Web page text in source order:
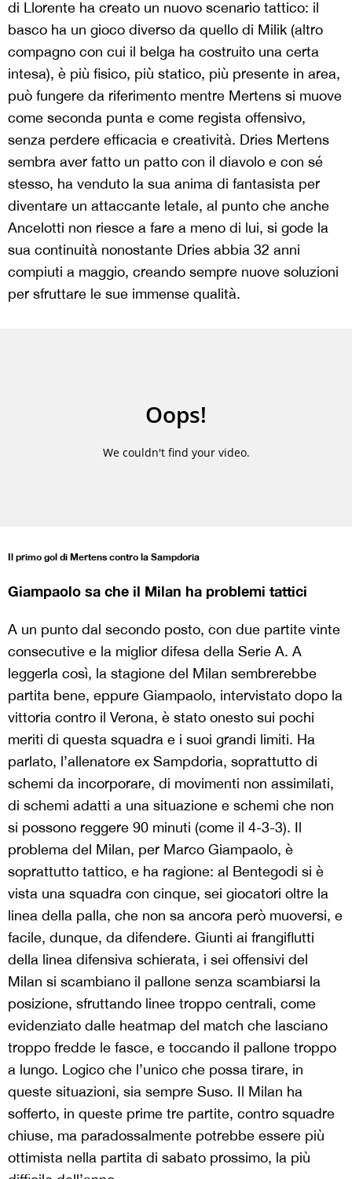
di Llorente ha creato un nuovo scenario tattico: il
basco ha un gioco diverso da quello di Milik (altro
compagno con cui il belga ha costruito una certa
intesa), è più fisico, più statico, più presente in area,
può fungere da riferimento mentre Mertens si muove
come seconda punta e come regista offensivo,
senza perdere efficacia e creatività. Dries Mertens
sembra aver fatto un patto con il diavolo e con sé
stesso, ha venduto la sua anima di fantasista per
diventare un attaccante letale, al punto che anche
Ancelotti non riesce a fare a meno di lui, si gode la
sua continuità nonostante Dries abbia 32 anni
compiuti a maggio, creando sempre nuove soluzioni
per sfruttare le sue immense qualità.
Il primo gol di Mertens contro la Sampdoria
Giampaolo sa che il Milan ha problemi tattici
A un punto dal secondo posto, con due partite vinte
consecutive e la miglior difesa della Serie A. A
leggerla così, la stagione del Milan sembrerebbe
partita bene, eppure Giampaolo, intervistato dopo la
vittoria contro il Verona, è stato onesto sui pochi
meriti di questa squadra e i suoi grandi limiti. Ha
parlato, l’allenatore ex Sampdoria, soprattutto di
schemi da incorporare, di movimenti non assimilati,
di schemi adatti a una situazione e schemi che non
si possono reggere 90 minuti (come il 4-3-3). Il
problema del Milan, per Marco Giampaolo, è
soprattutto tattico, e ha ragione: al Bentegodi si è
vista una squadra con cinque, sei giocatori oltre la
linea della palla, che non sa ancora però muoversi, e
facile, dunque, da difendere. Giunti ai frangiflutti
della linea difensiva schierata, i sei offensivi del
Milan si scambiano il pallone senza scambiarsi la
posizione, sfruttando linee troppo centrali, come
evidenziato dalle heatmap del match che lasciano
troppo fredde le fasce, e toccando il pallone troppo
a lungo. Logico che l’unico che possa tirare, in
queste situazioni, sia sempre Suso. Il Milan ha
sofferto, in queste prime tre partite, contro squadre
chiuse, ma paradossalmente potrebbe essere più
ottimista nella partita di sabato prossimo, la più